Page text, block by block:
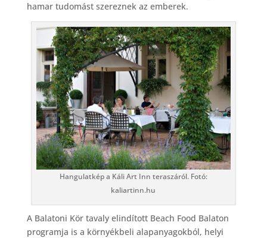
hamar tudomást szereznek az emberek.
Hangulatkép a Káli Art Inn teraszáról. Fotó:
kaliartinn.hu
A Balatoni Kör tavaly elindított Beach Food Balaton
programja is a környékbeli alapanyagokból, helyi